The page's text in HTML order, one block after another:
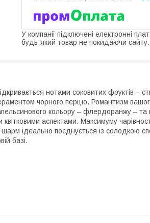
У компанії підключені електронні
будь-який товар не покидаючи сайту.
нотами соковитих фруктів –
чорного перцю. Романтизм
кольору – флердоранжу – та
аспектами. Максимуму
ідеально поєднується із солодкою
базі.